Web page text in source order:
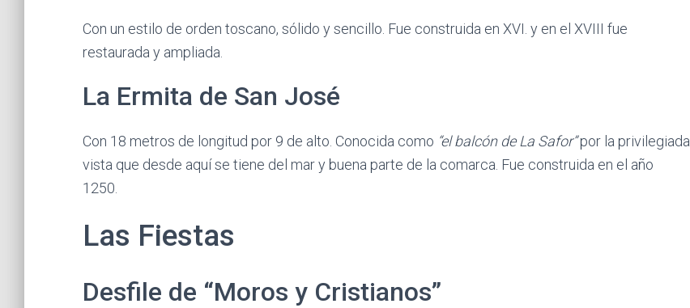
Con un estilo de orden toscano, sólido y sencillo. Fue construida en XVI. y en el XVIII fue
restaurada y ampliada.
La Ermita de San José
Con 18 metros de longitud por 9 de alto. Conocida como “el balcón de La Safor”por la privilegiada
vista que desde aquí se tiene del mar y buena parte de la comarca. Fue construida en el año
1250.
Las Fiestas
Desfile de “Moros y Cristianos”